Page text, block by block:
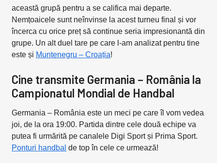
această grupă pentru a se califica mai departe.
Nemțoaicele sunt neînvinse la acest turneu final și vor
încerca cu orice preț să continue seria impresionantă din
grupe. Un alt duel tare pe care l-am analizat pentru tine
este și Muntenegru – Croația!
Cine transmite Germania – România la
Campionatul Mondial de Handbal
Germania – România este un meci pe care îl vom vedea
joi, de la ora 19:00. Partida dintre cele două echipe va
putea fi urmărită pe canalele Digi Sport și Prima Sport.
Ponturi handbal de top în cele ce urmează!